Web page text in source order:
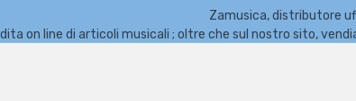
Zamusica, distributore
on line di articoli musicali ; oltre che sul nostro sito,